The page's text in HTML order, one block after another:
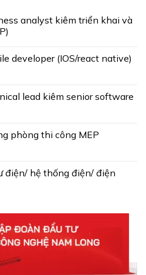
analyst kiêm triển khai và
developer (IOS/react native)
lead kiêm senior software
phòng thi công MEP
điện/ hệ thống điện/ điện